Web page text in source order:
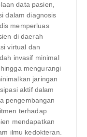
data pasien,
dalam diagnosis
memperluas
di daerah
virtual dan
invasif minimal
mengurangi
jaringan
aktif dalam
pengembangan
terhadap
mendapatkan
ilmu kedokteran.